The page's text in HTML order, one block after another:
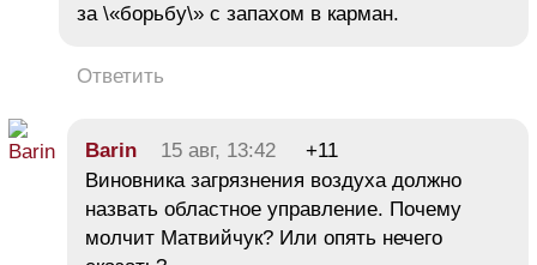
за \«борьбу\» с запахом в карман.
Ответить
Barin 15 авг, 13:42
+11
Виновника загрязнения воздуха должно
назвать областное управление. Почему
молчит Матвийчук? Или опять нечего